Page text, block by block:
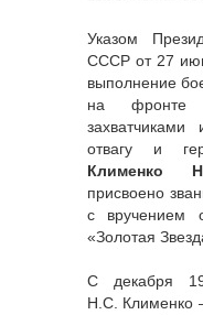
Указом
СССР от 27
выполнение
на фронте
отвагу и
Клименко
присвоено
с вручением
«Золотая
С декабря
Н.С. Клименко